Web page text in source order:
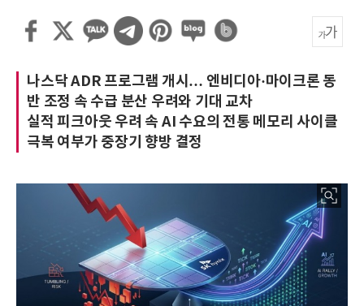
나스닥 ADR 프로그램 개시… 엔비디아·마이크론 동
반 조정 속 수급 분산 우려와 기대 교차
실적 피크아웃 우려 속 AI 수요의 전통 메모리 사이클
극복 여부가 중장기 향방 결정